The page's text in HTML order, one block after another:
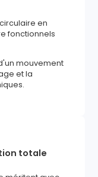
en
fonctionnels
mouvement
et la
totale